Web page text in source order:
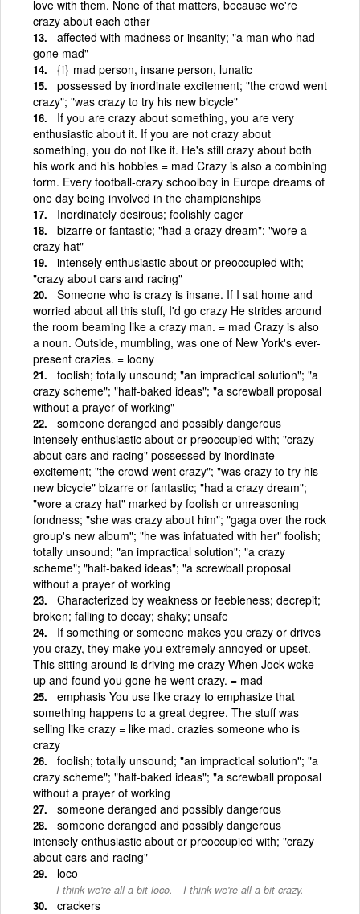
love with them. None of that matters, because we're
crazy about each other
affected with madness or insanity; "a man who had
gone mad"
{i} mad person, insane person, lunatic
possessed by inordinate excitement; "the crowd went
crazy"; "was crazy to try his new bicycle"
If you are crazy about something, you are very
enthusiastic about it. If you are not crazy about
something, you do not like it. He's still crazy about both
his work and his hobbies = mad Crazy is also a combining
form. Every football-crazy schoolboy in Europe dreams of
one day being involved in the championships
Inordinately desirous; foolishly eager
bizarre or fantastic; "had a crazy dream"; "wore a
crazy hat"
intensely enthusiastic about or preoccupied with;
"crazy about cars and racing"
Someone who is crazy is insane. If I sat home and
worried about all this stuff, I'd go crazy He strides around
the room beaming like a crazy man. = mad Crazy is also
a noun. Outside, mumbling, was one of New York's ever-
present crazies. = loony
foolish; totally unsound; "an impractical solution"; "a
crazy scheme"; "half-baked ideas"; "a screwball proposal
without a prayer of working"
someone deranged and possibly dangerous
intensely enthusiastic about or preoccupied with; "crazy
about cars and racing" possessed by inordinate
excitement; "the crowd went crazy"; "was crazy to try his
new bicycle" bizarre or fantastic; "had a crazy dream";
"wore a crazy hat" marked by foolish or unreasoning
fondness; "she was crazy about him"; "gaga over the rock
group's new album"; "he was infatuated with her" foolish;
totally unsound; "an impractical solution"; "a crazy
scheme"; "half-baked ideas"; "a screwball proposal
without a prayer of working
Characterized by weakness or feebleness; decrepit;
broken; falling to decay; shaky; unsafe
If something or someone makes you crazy or drives
you crazy, they make you extremely annoyed or upset.
This sitting around is driving me crazy When Jock woke
up and found you gone he went crazy. = mad
emphasis You use like crazy to emphasize that
something happens to a great degree. The stuff was
selling like crazy = like mad. crazies someone who is
crazy
foolish; totally unsound; "an impractical solution"; "a
crazy scheme"; "half-baked ideas"; "a screwball proposal
without a prayer of working
someone deranged and possibly dangerous
someone deranged and possibly dangerous
intensely enthusiastic about or preoccupied with; "crazy
about cars and racing"
loco
I think we're all a bit loco. - I think we're all a bit crazy.
crackers